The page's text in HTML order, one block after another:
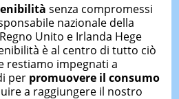
senza compromessi
nazionale della
Unito e Irlanda Hege
è al centro di tutto ciò
restiamo impegnati a
per promuovere il consumo
a raggiungere il nostro